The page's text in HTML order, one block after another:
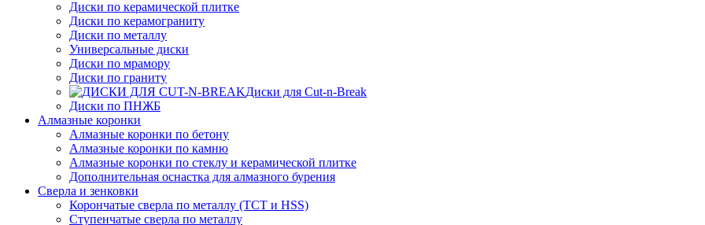
Диски по керамической плитке
Диски по керамограниту
Диски по металлу
Универсальные диски
Диски по мрамору
Диски по граниту
Диски для Cut-n-Break
Диски по ПНЖБ
Алмазные коронки
Алмазные коронки по бетону
Алмазные коронки по камню
Алмазные коронки по стеклу и керамической плитке
Дополнительная оснастка для алмазного бурения
Сверла и зенковки
Корончатые сверла по металлу (TCT и HSS)
Ступенчатые сверла по металлу